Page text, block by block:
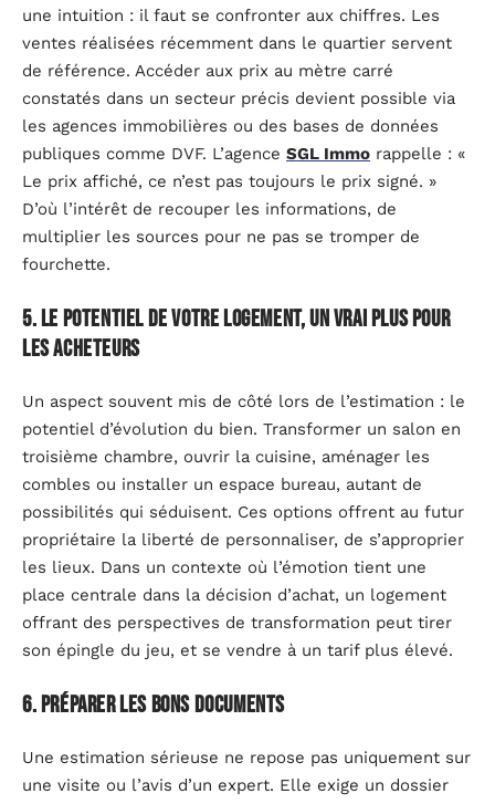
une intuition : il faut se confronter aux chiffres. Les
ventes réalisées récemment dans le quartier servent
de référence. Accéder aux prix au mètre carré
constatés dans un secteur précis devient possible via
les agences immobilières ou des bases de données
publiques comme DVF. L’agence SGL Immo rappelle : «
Le prix affiché, ce n’est pas toujours le prix signé. »
D’où l’intérêt de recouper les informations, de
multiplier les sources pour ne pas se tromper de
fourchette.
5. Le potentiel de votre logement, un vrai plus pour
les acheteurs
Un aspect souvent mis de côté lors de l’estimation : le
potentiel d’évolution du bien. Transformer un salon en
troisième chambre, ouvrir la cuisine, aménager les
combles ou installer un espace bureau, autant de
possibilités qui séduisent. Ces options offrent au futur
propriétaire la liberté de personnaliser, de s’approprier
les lieux. Dans un contexte où l’émotion tient une
place centrale dans la décision d’achat, un logement
offrant des perspectives de transformation peut tirer
son épingle du jeu, et se vendre à un tarif plus élevé.
6. Préparer les bons documents
Une estimation sérieuse ne repose pas uniquement sur
une visite ou l’avis d’un expert. Elle exige un dossier